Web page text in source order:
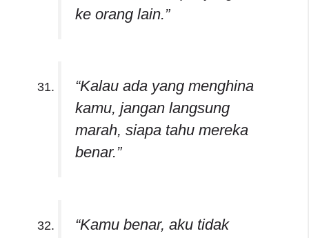
ke orang lain.”
“Kalau ada yang menghina
kamu, jangan langsung
marah, siapa tahu mereka
benar.”
“Kamu benar, aku tidak